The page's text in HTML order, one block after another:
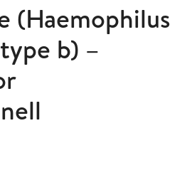
(Haemophilus
b) –